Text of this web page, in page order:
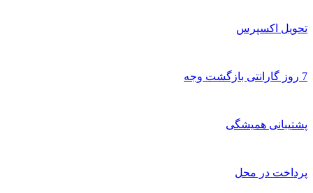
تحویل اکسپرس
7 روز گارانتی بازگشت وجه
پشتیبانی همیشگی
پرداخت در محل